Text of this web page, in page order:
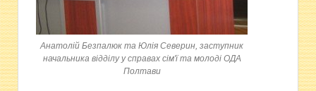
Анатолій Безпалюк та Юлія Северин, заступник
начальника відділу у справах сім'ї та молоді ОДА
Полтави